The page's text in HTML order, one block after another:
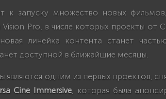
к запуску множество новых
Vision Pro, в числе которых проекты от
линейка контента станет
доступной в ближайшие месяцы.
являются одним из первых проектов,
Cine Immersive, которая была